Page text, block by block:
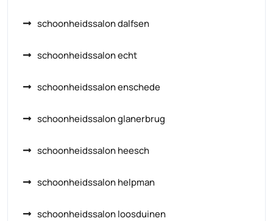
schoonheidssalon dalfsen
schoonheidssalon echt
schoonheidssalon enschede
schoonheidssalon glanerbrug
schoonheidssalon heesch
schoonheidssalon helpman
schoonheidssalon loosduinen